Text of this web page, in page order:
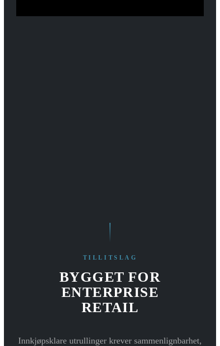
TILLITSLAG
BYGGET FOR
ENTERPRISE
RETAIL
Innkjøpsklare utrullinger krever sammenlignbarhet,